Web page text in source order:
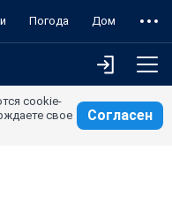
Погода Дом
cookie-
свое
Согласен